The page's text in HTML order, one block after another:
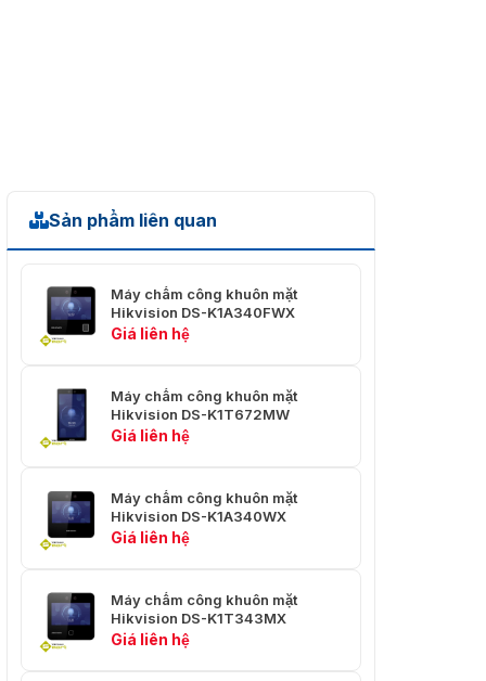
Sản phẩm liên quan
Máy chấm công khuôn mặt
Hikvision DS-K1A340FWX
Giá liên hệ
Máy chấm công khuôn mặt
Hikvision DS-K1T672MW
Giá liên hệ
Máy chấm công khuôn mặt
Hikvision DS-K1A340WX
Giá liên hệ
Máy chấm công khuôn mặt
Hikvision DS-K1T343MX
Giá liên hệ